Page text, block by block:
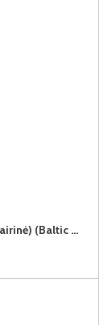
SORENTO G30(100)-L virtuvės spintelė (kairinė) (Baltic Storm/Beige)